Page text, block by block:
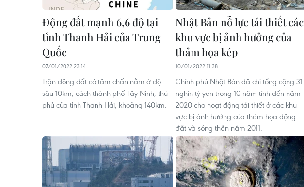
Động đất mạnh 6,6 độ tại
tỉnh Thanh Hải của Trung
Quốc
07/01/2022 23:14
Trận động đất có tâm chấn nằm ở độ
sâu 10km, cách thành phố Tây Ninh, thủ
phủ của tỉnh Thanh Hải, khoảng 140km.
Nhật Bản nỗ lực tái thiết các
khu vực bị ảnh hưởng của
thảm họa kép
10/01/2022 11:38
Chính phủ Nhật Bản đã chi tổng cộng 31
nghìn tỷ yen trong 10 năm tính đến năm
2020 cho hoạt động tái thiết ở các khu
vực bị ảnh hưởng của thảm họa động
đất và sóng thần năm 2011.